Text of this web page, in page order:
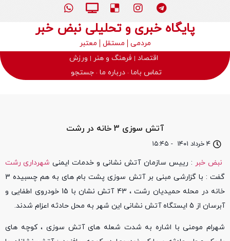
پایگاه خبری و تحلیلی نبض خبر
مردمی مستقل
معتبر
اقتصاد
فرهنگ و هنر
ورزش
تماس باما درباره ما جستجو
۴ خرداد ۱۴۰۱ - ۱۵:۴۵
آتش سوزی 3 خانه در رشت
نبض خبر : رییس سازمان آتش نشانی و خدمات ایمنی شهرداری رشت
گفت : با گزارشی مبنی بر آتش سوزی پشت بام های به هم چسبیده 3
خانه در محله حمیدیان رشت ، 43 آتش نشان با 15 خودروی اطفایی و
آبرسان از 5 ایستگاه آتش نشانی این شهر به محل حادثه اعزام شدند.
شهرام مومنی با اشاره به شدت شعله های آتش سوزی ، کوچه های